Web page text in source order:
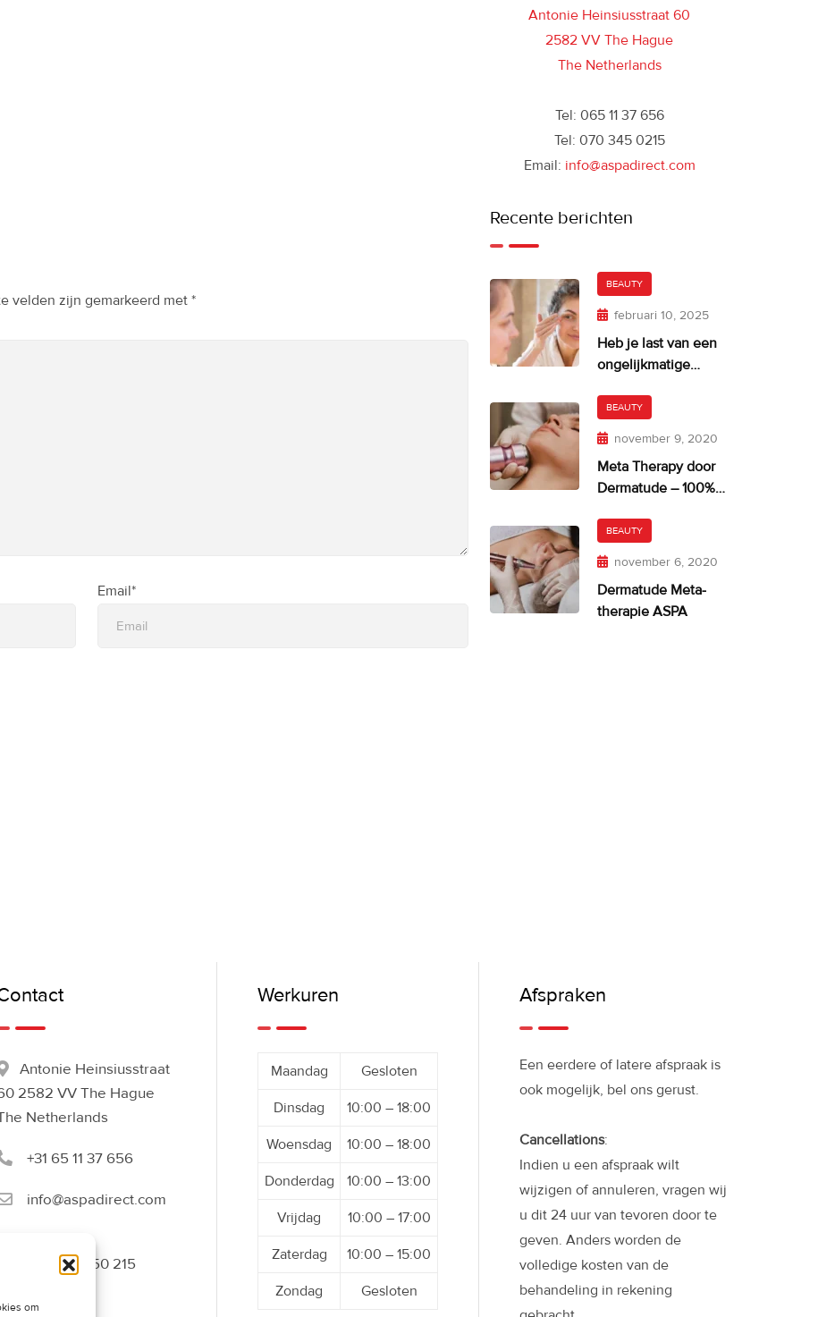
om
velden zijn gemarkeerd met *
Email*
Antonie Heinsiusstraat 60
2582 VV The Hague
The Netherlands
Tel: 065 11 37 656
Tel: 070 345 0215
Email: info@aspadirect.com
Recente berichten
BEAUTY
februari 10, 2025
Heb je last van een
ongelijkmatige
BEAUTY
november 9, 2020
Meta Therapy door
Dermatude – 100%
BEAUTY
november 6, 2020
Dermatude Meta-
therapie ASPA
Antonie Heinsiusstraat
2582 VV The Hague
Netherlands
+31 65 11 37 656
info@aspadirect.com
+31 70 34 50 215
Werkuren
Maandag Gesloten
Dinsdag 10:00 – 18:00
Woensdag 10:00 – 18:00
Donderdag 10:00 – 13:00
Vrijdag 10:00 – 17:00
Zaterdag 10:00 – 15:00
Zondag Gesloten
Afspraken
Een eerdere of latere afspraak is
ook mogelijk, bel ons gerust.
Cancellations:
Indien u een afspraak wilt
wijzigen of annuleren, vragen wij
u dit 24 uur van tevoren door te
geven. Anders worden de
volledige kosten van de
behandeling in rekening